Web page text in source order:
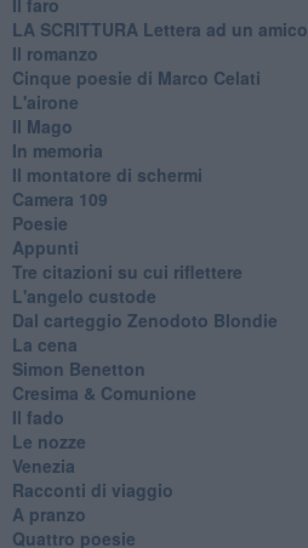
​LA SCRITTURA Lettera ad un amico
Il romanzo
Cinque poesie di Marco Celati
L'airone
Il Mago
In memoria
Il montatore di schermi
Camera 109
Poesie
Appunti
Tre citazioni su cui riflettere
L'angelo custode
Dal carteggio Zenodoto Blondie
La cena
Simon Benetton
Cresima & Comunione
Il fado
Le nozze
Venezia
Racconti di viaggio
A pranzo
Quattro poesie